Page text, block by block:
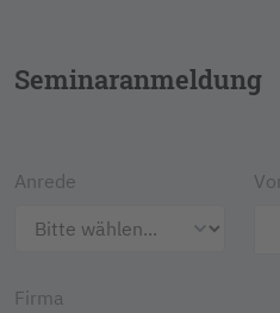
Seminaranmeldung
Anrede
Firma